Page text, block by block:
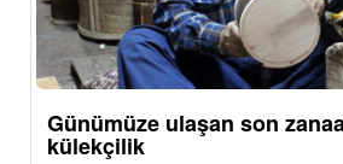
Günümüze ulaşan son
külekçilik